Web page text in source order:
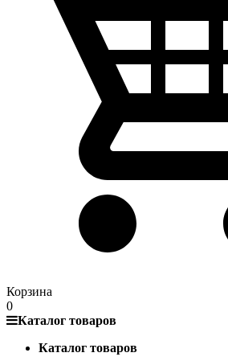
Корзина
0
Каталог товаров
Каталог товаров